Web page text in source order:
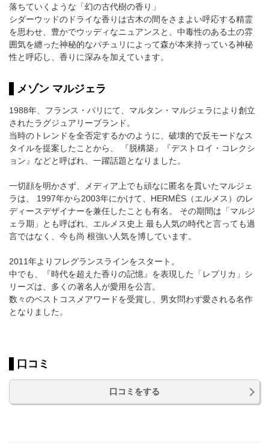
落ちていくような「幻の古代樹の香り」
シダーウッドのドライな香りは古木の間をさまよい呼応する精霊
を思わせ、豊かでウッディなニュアンスと、中毒性のある土の雰
囲気を纏った神秘的なパチュリによって森が本来持っている神秘
性と呼応し、香りに深みを加えています。
メゾン マルジェラ
1988年、フランス・パリにて、マルタン・マルジェラにより創立
されたラグジュアリーブランド。
当時のトレンドを全否定するかのように、破壊的で反モードなス
タイルを提案したことから、 『脱構築』『デストロイ・コレクシ
ョン』などと呼ばれ、一躍話題となりました。
一切顔を明かさず、メディア上でも頑なに匿名を貫いたマルジェ
ラは、 1997年から2003年にかけて、HERMÈS（エルメス）のレ
ディースデザイナーを兼任したことも有名。 その期間は「マルジ
ェラ期」とも呼ばれ、エルメス史上 最も人気の時代と言っても過
言ではなく、今も尚 根強い人気を博しています。
2011年よりフレグランスラインをスタート。
中でも、『時代を超えた香りの記憶』を表現した「レプリカ」シ
リーズは、多くの著名人が愛用を公言。
数々のベストコスメアワードを受賞し、男女問わず愛される名作
となりました。
口コミ
口コミをする